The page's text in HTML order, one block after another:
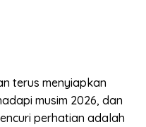
terus menyiapkan
musim 2026, dan
perhatian adalah